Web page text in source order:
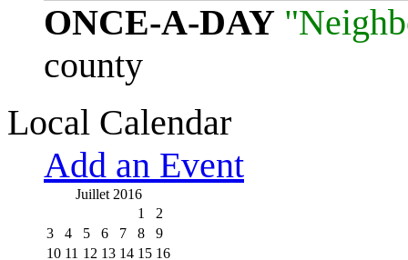
ONCE-A-DAY
county
Local Calendar
Add an Event
Juillet 2016
1
2
3
4 5 6 7 8
9
10 11 12 13 14 15 16